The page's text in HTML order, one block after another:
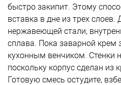
быстро закипит. Этому
вставка в дне из трех
нержавеющей стали,
сплава. Пока заварной крем
кухонным венчиком. Стенки
поскольку корпус сделан из
Готовую смесь остудите,